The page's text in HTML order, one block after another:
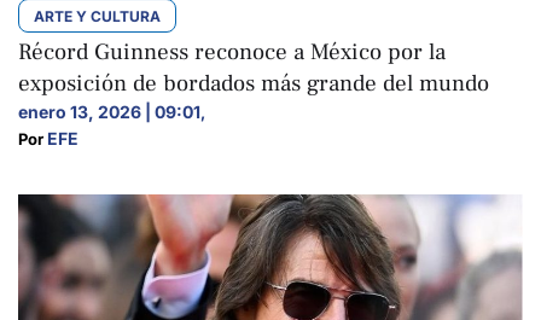
ARTE Y CULTURA
Récord Guinness reconoce a México por la
exposición de bordados más grande del mundo
enero 13, 2026 | 09:01,
Por EFE